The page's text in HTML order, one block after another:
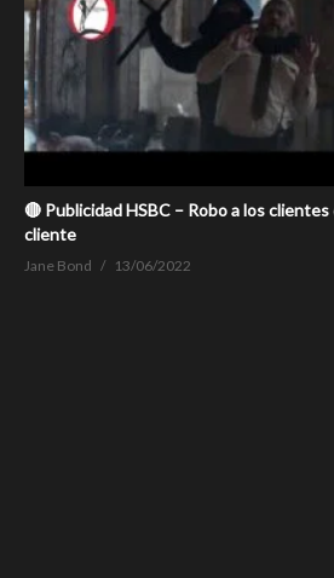
🔴 Publicidad HSBC – Robo a los
cliente
Jane Bond 13/06/2022